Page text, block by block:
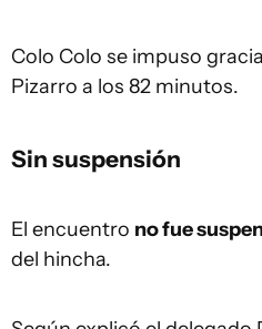
Colo Colo se impuso
Pizarro a los 82 minutos.
Sin suspensión
El encuentro no fue
del hincha.